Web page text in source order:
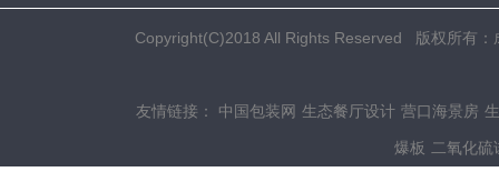
Copyright(C)2018 All Rights Reserved 版权所有
友情链接： 中国包装网 生态餐厅设计 营口海景房
爆板 二氧化硫